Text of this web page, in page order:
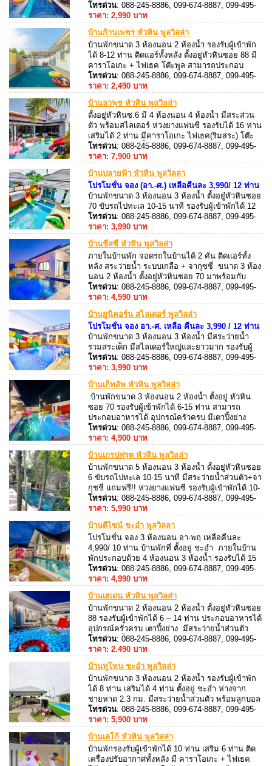
อาหารได้ มีเตาปิ้งย่างพร้อมบริการ ตั้งอยู่ หัวหินซอย
70 ขับรถไป ทะเล 10-15 นาที บริเวณห้องนั่งเล่นมี
โทรด่วน: 088-245-8886, 099-674-8887, 099-495-
8887, 088-245-8887
ราคา: 2,990 บาท
บ้านก้านเพชร หัวหิน พูลวิลล่า
บ้านพักขนาด 3 ห้องนอน 2 ห้องน้ำ รองรับผู้เข้าพัก
ได้ 8-12 ท่าน ติดแอร์ทั้งหลัง ตั้งอยู่หัวหินซอย 88 มี
คาราโอเกะ + ไฟเธค โต๊ะพูล สามารถประกอบ
อาหารได้ อุปกรณ์ครัวครบ มีเตาปิ้งย่างพร้อมบริการ
บ้านพักมาพร้อมกับ สระว่ายน้ำส่วนตัว ขนาด 4 x 5
โทรด่วน: 088-245-8886, 099-674-8887, 099-495-
8887, 088-245-8887
ราคา: 2,490 บาท
บ้านลาพุช หัวหิน พูลวิลล่า
ตั้งอยู่หัวหินซ.6 มี 4 ห้องนอน 4 ห้องน้ำ มีสระส่วน
ตัว พร้อมสไลเดอร์ ห่วงยางแฟนซี รองรับได้ 16 ท่าน
เสริมได้ 2 ท่าน มีคาราโอเกะ ไฟเธค(ริมสระ) โต๊ะ
สนุ๊ก ทำอาหาร ปิ้งย่างได้
โทรด่วน: 088-245-8886, 099-674-8887, 099-495-
8887, 088-245-8887
ราคา: 7,900 บาท
บ้านปลายฟ้า หัวหิน พูลวิลล่า
โปรโมชั่น จอง (อา.-ศ.) เหลือคืนละ 3,990/ 12 ท่าน
บ้านพักขนาด 3 ห้องนอน 3 ห้องน้ำ ตั้งอยู๋หัวหินซอย
70 ขับรถไปทะเล 10-15 นาที รองรับผู้เข้าพักได้ 12
ท่าน เสริมได้ 3 ท่าน มีดาดฟ้า สำหรับชมวิว สระ
ว่ายน้ำส่วนตัว พร้อมสระเด็ก
โทรด่วน: 088-245-8886, 099-674-8887, 099-495-
8887, 088-245-8887
ราคา: 3,990 บาท
บ้านชีสซี่ หัวหิน พูลวิลล่า
ภายในบ้านพัก จอดรถในบ้านได้ 2 คัน ติดแอร์ทั้ง
หลัง สระว่ายน้ำ ระบบเกลือ + จากุซซี่ ขนาด 3 ห้อง
นอน 2 ห้องน้ำ ตั้งอยู่หัวหินซอย 70 มาพร้อมกับ
สไลเดอร์ยาว 8 เมตร แถมฟรี!! ห่วงยางแฟนซี
(+ปลอกแขนสำหรับเด็ก)
โทรด่วน: 088-245-8886, 099-674-8887, 099-495-
8887, 088-245-8887
ราคา: 4,590 บาท
บ้านยูนิคอร์น สไลเดอร์ พูลวิลล่า
โปรโมชั่น จอง อา.-ศ. เหลือ คืนละ 3,990 / 12 ท่าน
บ้านพักขนาด 3 ห้องนอน 3 ห้องน้ำ มีสระว่ายน้ำ
รวมสระเด็ก มีสไลเดอร์ใหญ่และยาวมาก รองรับผู้
เข้าพักได้ 12 ท่าน เสริมได้ 3 ท่าน ตั้งอยู่หัวหินซอย
70 บ้านพักสามารถขับรถไปทะเลได้ 5-6 กม. ตลาด
โทรด่วน: 088-245-8886, 099-674-8887, 099-495-
8887, 088-245-8887
ราคา: 3,990 บาท
บ้านเก็ทอัพ หัวหิน พูลวิลล่า
บ้านพักขนาด 3 ห้องนอน 2 ห้องน้ำ ตั้งอยู่ หัวหิน
ซอย 70 รองรับผู้เข้าพักได้ 6-15 ท่าน สามารถ
ประกอบอาหารได้ อุปกรณ์ครัวครบ มีเตาปิ้งย่าง
พร้อมบริการ ติดเครื่องปรับอากาศทั้งหลัง
โทรด่วน: 088-245-8886, 099-674-8887, 099-495-
8887, 088-245-8887
ราคา: 4,900 บาท
บ้านเกรปฟรุต หัวหิน พูลวิลล่า
บ้านพักขนาด 5 ห้องนอน 3 ห้องน้ำ ตั้งอยู่หัวหินซอย
6 ขับรถไปทะเล 10-15 นาที มีสระว่ายน้ำส่วนตัว+จา
กุชชี่ แถมฟรี!! ห่วงยางแฟนซี รองรับผู้เข้าพักได้ 10-
20 ท่าน ติดแอร์ทุกห้องนอน สามารถประกอบอาหาร
ได้ อุปกรณ์ครัวครบ มีเตาปิ้งย่างพร้อมบริการ
โทรด่วน: 088-245-8886, 099-674-8887, 099-495-
8887, 088-245-8887
ราคา: 5,990 บาท
บ้านดีไซน์ ชะอำ พูลวิลลา่
โปรโมชั่น จอง 3 ห้องนอน อา-พฤ เหลือคืนละ
4,990/ 10 ท่าน บ้านพักที่ ตั้งอยู่ ชะอำ ภายในบ้าน
พักประกอบด้วย 4 ห้องนอน 3 ห้องน้ำ รองรับได้ 15
ท่าน เท่านั้น เสริมไม่ได้
โทรด่วน: 088-245-8886, 099-674-8887, 099-495-
8887, 088-245-8887
ราคา: 4,990 บาท
บ้านเฮเดน หัวหิน พูลวิลล่า
บ้านพักขนาด 2 ห้องนอน 2 ห้องน้ำ ตั้งอยู่หัวหินซอย
88 รองรับผู้เข้าพักได้ 6 – 14 ท่าน ประกอบอาหารได้
อุปกรณ์ครัวครบ เตาปิ้งย่าง มีสระว่ายน้ำส่วนตัว
พร้อมเก้าอี้ริมสระ สิ่งอำนวยความสะดวกครบครัน
คาราโอเกะ + ไฟเธค, โต๊ะพูล สามารถนำสุนัข /
โทรด่วน: 088-245-8886, 099-674-8887, 099-495-
8887, 088-245-8887
ราคา: 2.490 บาท
บ้านทูโทน ชะอำ พูลวิลล่า
บ้านพักขนาด 3 ห้องนอน 2 ห้องน้ำ รองรับผู้เข้าพัก
ได้ 8 ท่าน เสริมได้ 4 ท่าน ตั้งอยู่ ชะอำ ห่างจาก
ชายหาด 2.3 กม. มีสระว่ายน้ำส่วนตัว พร้อมลูกบอล
ในสระ และ ห่วงยางแฟนซี มีเก้าอี้ริมสระ ภายใน
บ้านพักติดเครื่องปรับอากาศทั้งหลัง สามารถเปิด
โทรด่วน: 088-245-8886, 099-674-8887, 099-495-
8887, 088-245-8887
ราคา: 5,900 บาท
บ้านเลโก้ หัวหิน พูลวิลล่า
บ้านพักรองรับผู้เข้าพักได้ 10 ท่าน เสริม 6 ท่าน ติด
เครื่องปรับอากาศทั้งหลัง มี คาราโอเกะ + ไฟเธค